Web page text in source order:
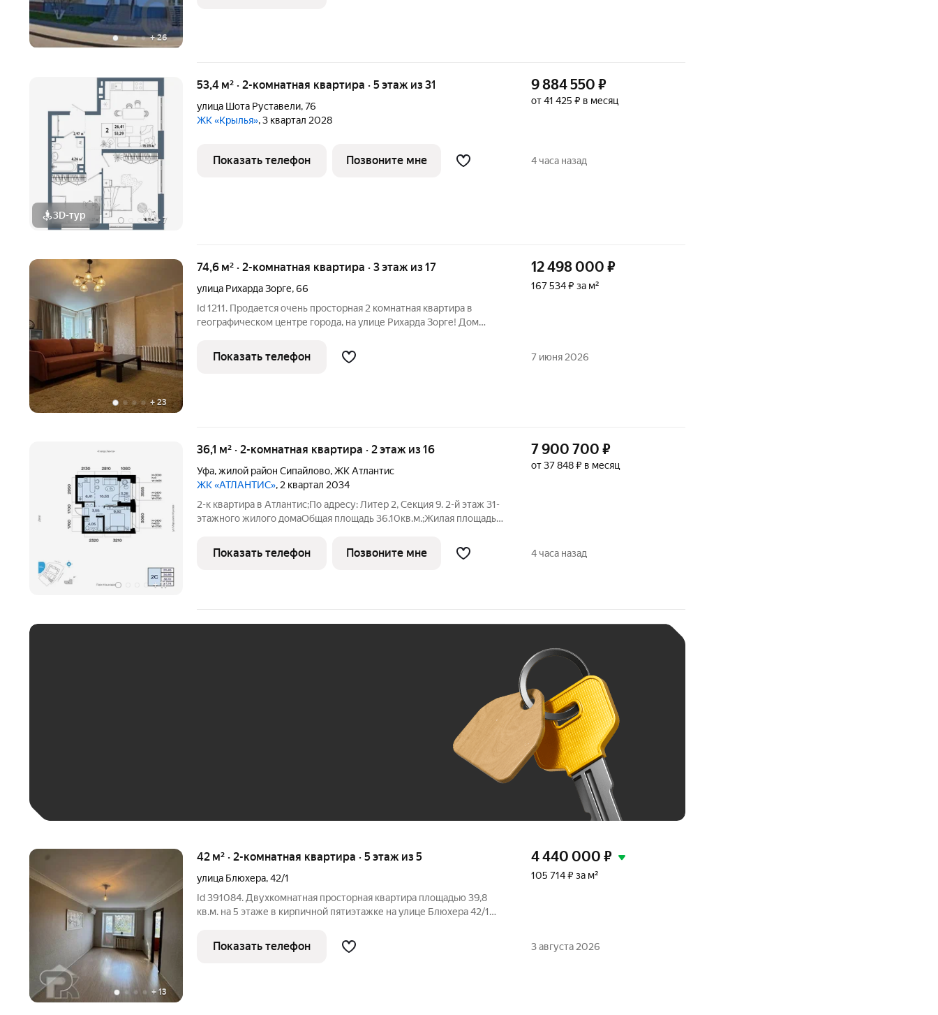
+26
3D-тур + 7
53,4 м² · 2-комнатная квартира · 5 этаж из 31
улица Шота Руставели,76
ЖК «Крылья», 3 квартал 2028
9 884 550 ₽
от 41 425 ₽ в месяц
Показать телефон Позвоните мне 4 часа назад
+23
74,6 м² · 2-комнатная квартира · 3 этаж из 17
улица Рихарда Зорге,66
Id 1211. Продается очень просторная 2 комнатная квартира в
географическом центре города, на улице Рихарда Зорге! Дом
тепло зимой и прохладу летом! Подойдет для тех, кто привык
жить в ритме
12 498 000 ₽
167 534 ₽ за м²
Показать телефон 7 июня 2026
+11
36,1 м² · 2-комнатная квартира · 2 этаж из 16
Уфа,жилой район Сипайлово,ЖК Атлантис
ЖК «АТЛАНТИС», 2 квартал 2034
2-к квартира в Атлантис;По адресу: Литер 2, Секция 9. 2-й этаж 31-
этажного жилого домаОбщая площадь 36.10кв.м.;Жилая площадь
квартал 2029 года.Квартира с свободной планировкой,
7 900 700 ₽
от 37 848 ₽ в месяц
Показать телефон Позвоните мне 4 часа назад
+13
42 м² · 2-комнатная квартира · 5 этаж из 5
улица Блюхера,42/1
Id 391084. Двухкомнатная просторная квартира площадью 39,8
кв.м. на 5 этаже в кирпичной пятиэтажке на улице Блюхера 42/1
кв.м. Внутри косметический ремонт, Кухонная гарнитура.
4 440 000 ₽
105 714 ₽ за м²
Показать телефон 3 августа 2026